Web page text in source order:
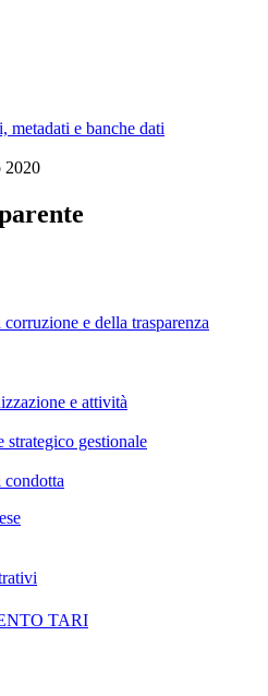
metadati e banche dati
2020
e della trasparenza
e attività
gestionale
TARI